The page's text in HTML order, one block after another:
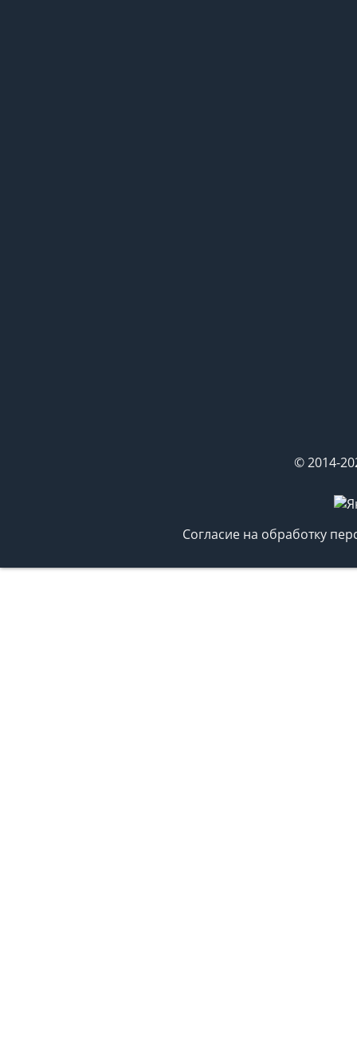
© 2014-
Согласие на обработку